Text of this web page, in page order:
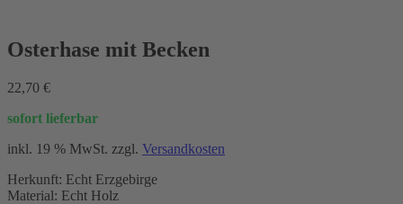
Osterhase mit Becken
22,70 €
sofort lieferbar
inkl. 19 % MwSt. zzgl. Versandkosten
Herkunft: Echt Erzgebirge
Material: Echt Holz